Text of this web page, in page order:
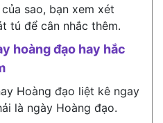
sao, bạn xem xét
tú để cân nhắc thêm.
hoàng đạo hay hắc
Hoàng đạo liệt kê ngay
là ngày Hoàng đạo.